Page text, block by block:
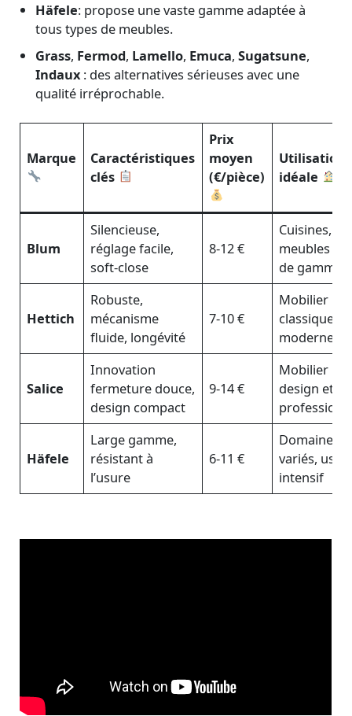
Häfele: propose une vaste gamme adaptée à
tous types de meubles.
Grass, Fermod, Lamello, Emuca,Sugatsune,
Indaux: des alternatives sérieuses avec une
qualité irréprochable.
Marque
Caractéristiques
clés
Prix
moyen
(€/pièce)
Utilisation
idéale
Blum
Silencieuse,
réglage facile,
soft-close
8-12 €
Cuisines,
meubles
de gamme
Hettich
Robuste,
mécanisme
fluide, longévité
7-10 €
Mobilier
classique et
moderne
Salice
Innovation
fermeture douce,
design compact
9-14 €
Mobilier
design et
Häfele
Large gamme,
résistant à
l’usure
6-11 €
Domaines
variés,
intensif